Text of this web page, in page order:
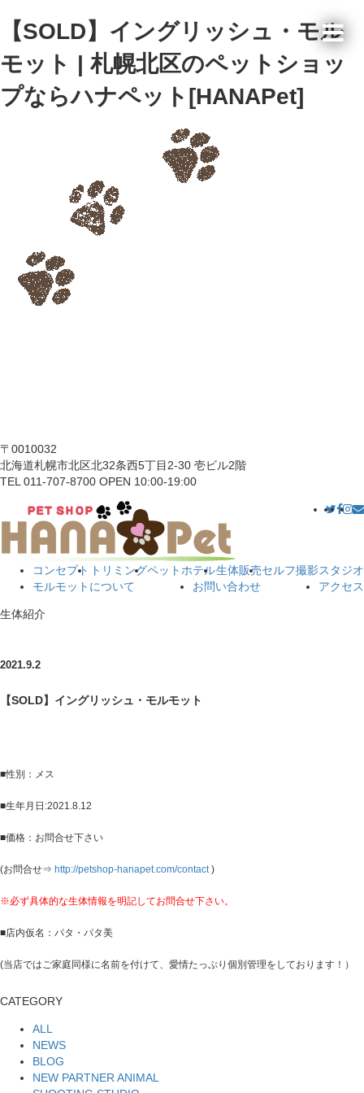
【SOLD】イングリッシュ・モル
モット | 札幌北区のペットショッ
プならハナペット[HANAPet]
〒0010032
北海道札幌市北区北32条西5丁目2-30 壱ビル2階
TEL 011-707-8700 OPEN 10:00-19:00
コンセプト トリミングペットホテル生体販売セルフ撮影スタジオ
モルモットについて
お問い合わせ アクセス
生体紹介
2021.9.2
【SOLD】イングリッシュ・モルモット
■性別：メス
■生年月日:2021.8.12
■価格：お問合せ下さい
(お問合せ⇒ http://petshop-hanapet.com/contact )
※必ず具体的な生体情報を明記してお問合せ下さい。
■店内仮名：パタ・パタ美
(当店ではご家庭同様に名前を付けて、愛情たっぷり個別管理をしております！）
CATEGORY
ALL
NEWS
BLOG
NEW PARTNER ANIMAL